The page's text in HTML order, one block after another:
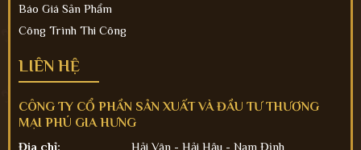
Báo Giá Sản Phẩm
Công Trình Thi Công
LIÊN HỆ
CÔNG TY CỔ PHẦN SẢN XUẤT VÀ ĐẦU TƯ THƯƠNG
MẠI PHÚ GIA HƯNG
Địa chỉ:
Hải Vân - Hải Hậu - Nam Định